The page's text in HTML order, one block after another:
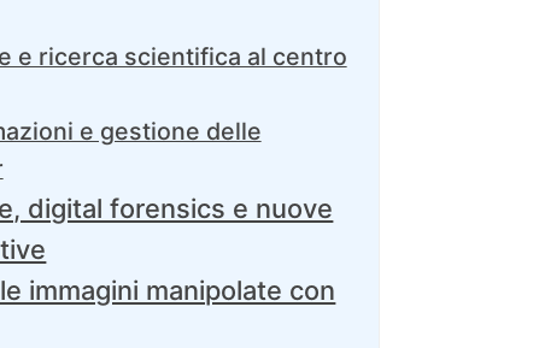
e ricerca scientifica al centro
e gestione delle
digital forensics e nuove
immagini manipolate con